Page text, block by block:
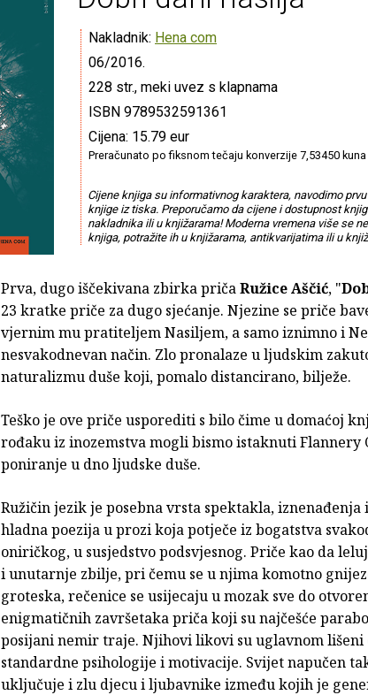
Nakladnik: Hena com
06/2016.
228 str., meki uvez s klapnama
ISBN 9789532591361
Cijena: 15.79 eur
Preračunato po fiksnom tečaju konverzije 7,53450 kuna
Cijene knjiga su informativnog karaktera, navodimo
knjige iz tiska. Preporučamo da cijene i dostupnost
nakladnika ili u knjižarama! Moderna vremena više se
knjiga, potražite ih u knjižarama, antikvarijatima ili u
Prva, dugo iščekivana zbirka pričaRužice Aščić, "
23 kratke priče za dugo sjećanje. Njezine se priče
vjernim mu pratiteljem Nasiljem, a samo iznimno i
nesvakodnevan način. Zlo pronalaze u ljudskim
naturalizmu duše koji, pomalo distancirano, bilježe.
Teško je ove priče usporediti s bilo čime u domaćoj
rođaku iz inozemstva mogli bismo istaknuti Flannery
poniranje u dno ljudske duše.
Ružičin jezik je posebna vrsta spektakla,
hladna poezija u prozi koja potječe iz bogatstva
oniričkog, u susjedstvo podsvjesnog. Priče kao da
i unutarnje zbilje, pri čemu se u njima komotno
groteska, rečenice se usijecaju u mozak sve do
enigmatičnih završetaka priča koji su najčešće
posijani nemir traje. Njihovi likovi su uglavnom lišeni
standardne psihologije i motivacije. Svijet napučen
uključuje i zlu djecu i ljubavnike između kojih je